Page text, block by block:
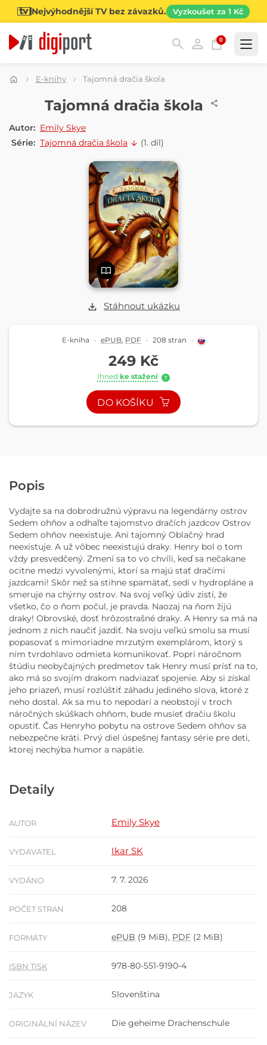
Nejvýhodnější TV bez závazků. Vyzkoušet za 1 Kč
0
Kategorie
E-knihy Tajomná dračia škola
Stáhnout ukázku
Tajomná dračia škola
Autor: Emily Skye
Série: Tajomná dračia škola (1. díl)
E-kniha · ePUB PDF · 208 stran ·
249 Kč
Ihned ke stažení ?
DO KOŠÍKU
Popis
Vydajte sa na dobrodružnú výpravu na legendárny ostrov
Sedem ohňov a odhaľte tajomstvo dračích jazdcov Ostrov
Sedem ohňov neexistuje. Ani tajomný Oblačný hrad
neexistuje. A už vôbec neexistujú draky. Henry bol o tom
vždy presvedčený. Zmení sa to vo chvíli, keď sa nečakane
ocitne medzi vyvolenými, ktorí sa majú stať dračími
jazdcami! Skôr než sa stihne spamätať, sedí v hydropláne a
smeruje na chýrny ostrov. Na svoj veľký údiv zistí, že
všetko, čo o ňom počul, je pravda. Naozaj na ňom žijú
draky! Obrovské, dosť hrôzostrašné draky. A Henry sa má na
jednom z nich naučiť jazdiť. Na svoju veľkú smolu sa musí
popasovať s mimoriadne mrzutým exemplárom, ktorý s
ním tvrdohlavo odmieta komunikovať. Popri náročnom
štúdiu neobyčajných predmetov tak Henry musí prísť na to,
ako má so svojím drakom nadviazať spojenie. Aby si získal
jeho priazeň, musí rozlúštiť záhadu jediného slova, ktoré z
neho dostal. Ak sa mu to nepodarí a neobstojí v troch
náročných skúškach ohňom, bude musieť dračiu školu
opustiť. Čas Henryho pobytu na ostrove Sedem ohňov sa
nebezpečne kráti. Prvý diel úspešnej fantasy série pre deti,
ktorej nechýba humor a napätie.
Detaily
AUTOR Emily Skye
VYDAVATEL Ikar SK
VYDÁNO 7. 7. 2026
POČET STRAN 208
FORMÁTY ePUB (9 MiB), PDF (2 MiB)
ISBN TISK 978-80-551-9190-4
JAZYK Slovenština
ORIGINÁLNÍ NÁZEV Die geheime Drachenschule